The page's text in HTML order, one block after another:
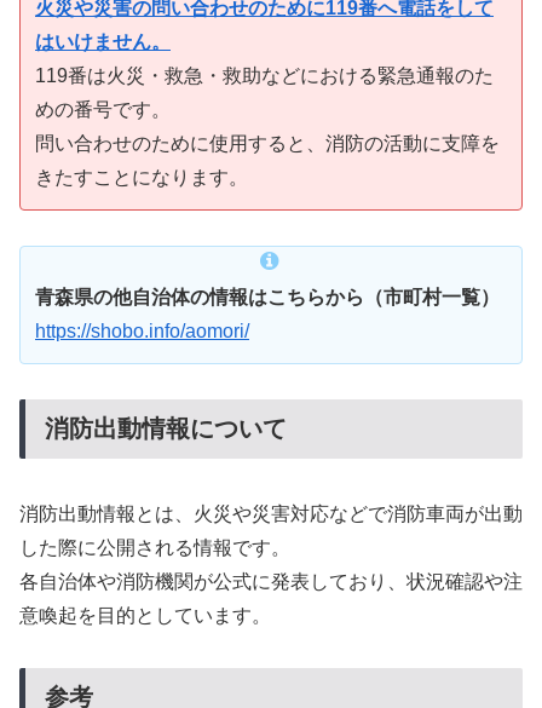
火災や災害の問い合わせのために119番へ電話をして
はいけません。
119番は火災・救急・救助などにおける緊急通報のた
めの番号です。
問い合わせのために使用すると、消防の活動に支障を
きたすことになります。
青森県の他自治体の情報はこちらから（市町村一覧）
https://shobo.info/aomori/
消防出動情報について
消防出動情報とは、火災や災害対応などで消防車両が出動
した際に公開される情報です。
各自治体や消防機関が公式に発表しており、状況確認や注
意喚起を目的としています。
参考